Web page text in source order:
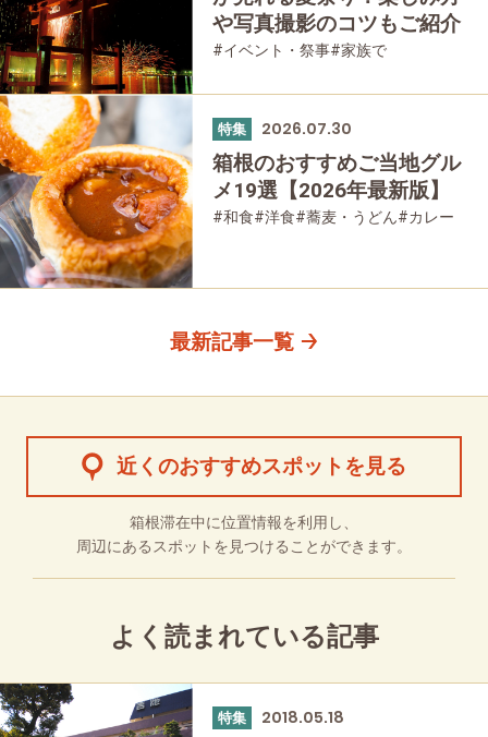
や写真撮影のコツもご紹介
#イベント・祭事#家族で
特集 2026.07.30
箱根のおすすめご当地グル
メ19選【2026年最新版】
#和食#洋食#蕎麦・うどん#カレー
最新記事一覧
近くのおすすめスポットを見る
箱根滞在中に位置情報を利用し、
周辺にあるスポットを見つけることができます。
よく読まれている記事
特集 2018.05.18